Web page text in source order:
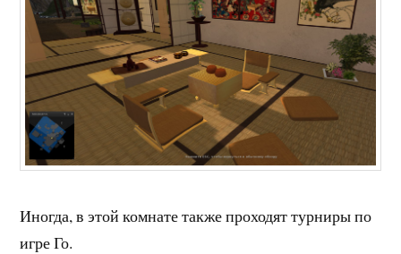
Иногда, в этой комнате также проходят турниры по
игре Го.